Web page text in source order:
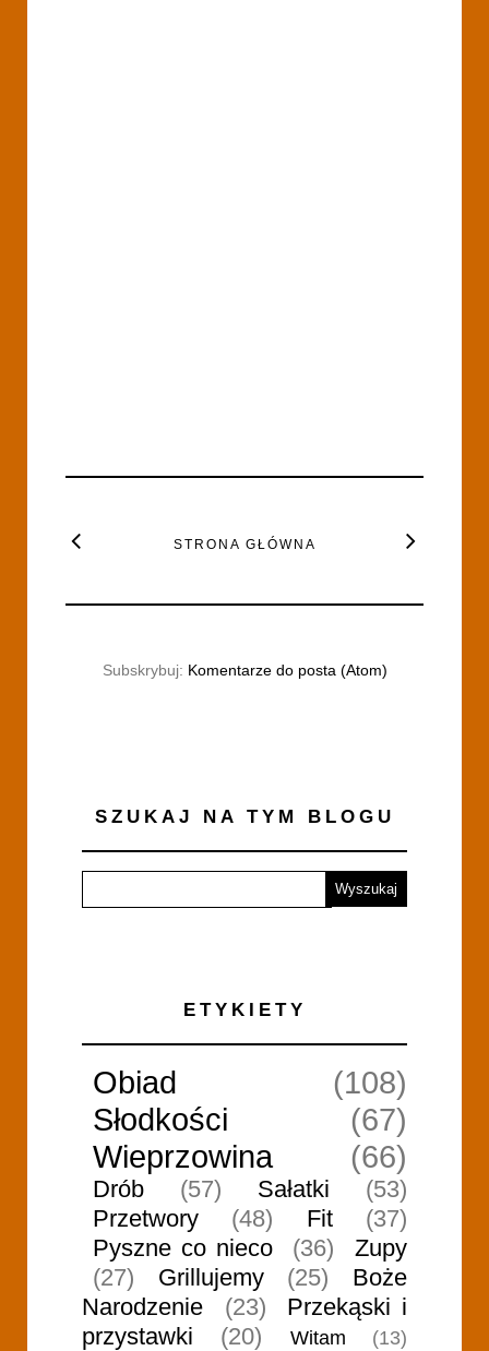
STRONA GŁÓWNA
Subskrybuj: Komentarze do posta (Atom)
SZUKAJ NA TYM BLOGU
ETYKIETY
Obiad
(108)
Słodkości
(67)
Wieprzowina
(66)
Drób (57) Sałatki
(53)
Przetwory
(48) Fit
(37)
Pyszne co nieco
(36)
Zupy
(27)
Grillujemy (25)
Boże
Narodzenie
(23)
Przekąski i
przystawki
(20) Witam
(13)